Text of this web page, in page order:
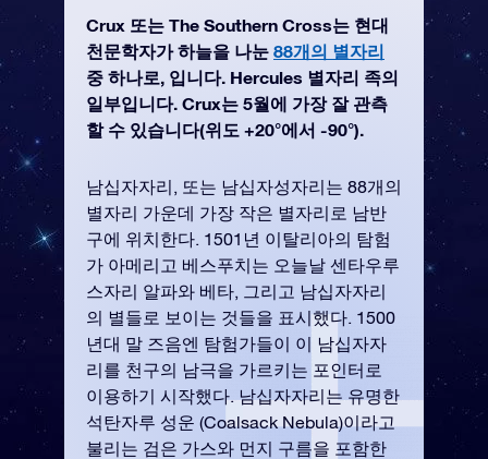
Crux 또는 The Southern Cross는 현대
천문학자가 하늘을 나눈 88개의 별자리
중 하나로, 입니다. Hercules 별자리 족의
일부입니다. Crux는 5월에 가장 잘 관측
할 수 있습니다(위도 +20°에서 -90°).
남십자자리, 또는 남십자성자리는 88개의
별자리 가운데 가장 작은 별자리로 남반
구에 위치한다. 1501년 이탈리아의 탐험
가 아메리고 베스푸치는 오늘날 센타우루
스자리 알파와 베타, 그리고 남십자자리
의 별들로 보이는 것들을 표시했다. 1500
년대 말 즈음엔 탐험가들이 이 남십자자
리를 천구의 남극을 가르키는 포인터로
이용하기 시작했다. 남십자자리는 유명한
석탄자루 성운 (Coalsack Nebula)이라고
불리는 검은 가스와 먼지 구름을 포함한